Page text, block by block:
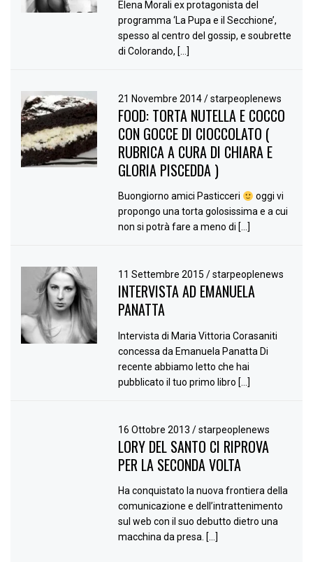
Elena Morali ex protagonista del
programma ‘La Pupa e il Secchione’,
spesso al centro del gossip, e soubrette
di Colorando, […]
21 Novembre 2014/ starpeoplenews
FOOD: TORTA NUTELLA E COCCO
CON GOCCE DI CIOCCOLATO (
RUBRICA A CURA DI CHIARA E
GLORIA PISCEDDA )
Buongiorno amici Pasticceri
oggi vi
propongo una torta golosissima e a cui
non si potrà fare a meno di […]
11 Settembre 2015/ starpeoplenews
INTERVISTA AD EMANUELA
PANATTA
Intervista di Maria Vittoria Corasaniti
concessa da Emanuela Panatta Di
recente abbiamo letto che hai
pubblicato il tuo primo libro […]
16 Ottobre 2013/ starpeoplenews
LORY DEL SANTO CI RIPROVA
PER LA SECONDA VOLTA
Ha conquistato la nuova frontiera della
comunicazione e dell’intrattenimento
sul web con il suo debutto dietro una
macchina da presa. […]